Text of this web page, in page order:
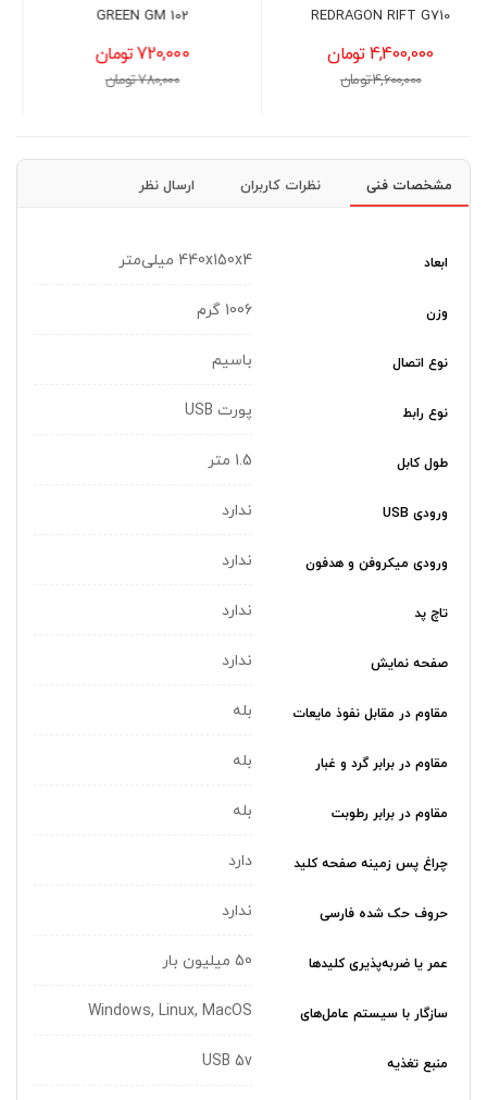
GREEN GM 102
720,000 تومان
780,000 تومان
GREEN GK304
1,850,000 تومان
1,900,000 تومان
مشخصات فنی نظرات کاربران ارسال نظر
ابعاد 440x150x4 میلی‌متر
وزن 1006 گرم
نوع اتصال باسیم
نوع رابط پورت USB
طول کابل 1.5 متر
ورودی USB ندارد
ورودی میکروفن و هدفون ندارد
تاچ پد ندارد
صفحه نمایش ندارد
مقاوم در مقابل نفوذ مایعات بله
مقاوم در برابر گرد و غبار بله
مقاوم در برابر رطوبت بله
چراغ‌ پس زمینه صفحه کلید دارد
حروف حک شده فارسی ندارد
عمر یا ضربه‌پذیری کلیدها 50 میلیون بار
سازگار با سیستم عامل‌های Windows, Linux, MacOS
منبع تغذیه USB 5v